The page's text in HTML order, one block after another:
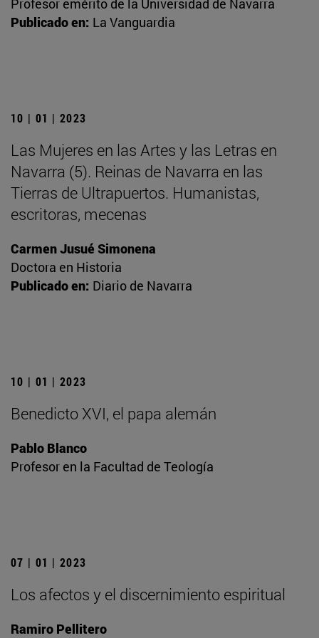
Profesor emérito de la Universidad de Navarra
Publicado en: La Vanguardia
10 | 01 | 2023
Las Mujeres en las Artes y las Letras en
Navarra (5). Reinas de Navarra en las
Tierras de Ultrapuertos. Humanistas,
escritoras, mecenas
Carmen Jusué Simonena
Doctora en Historia
Publicado en: Diario de Navarra
10 | 01 | 2023
Benedicto XVI, el papa alemán
Pablo Blanco
Profesor en la Facultad de Teología
07 | 01 | 2023
Los afectos y el discernimiento espiritual
Ramiro Pellitero